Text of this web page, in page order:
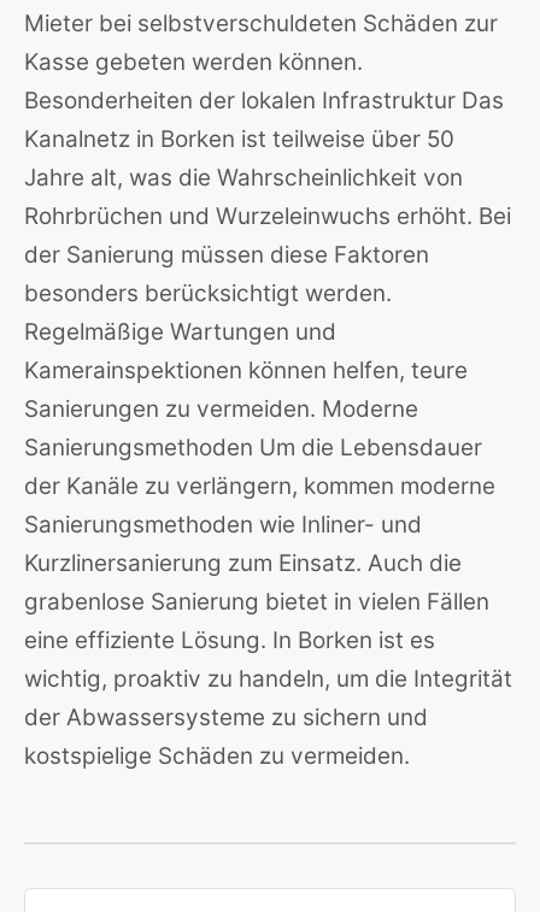
Mieter bei selbstverschuldeten Schäden zur
Kasse gebeten werden können.
Besonderheiten der lokalen Infrastruktur Das
Kanalnetz in Borken ist teilweise über 50
Jahre alt, was die Wahrscheinlichkeit von
Rohrbrüchen und Wurzeleinwuchs erhöht. Bei
der Sanierung müssen diese Faktoren
besonders berücksichtigt werden.
Regelmäßige Wartungen und
Kamerainspektionen können helfen, teure
Sanierungen zu vermeiden. Moderne
Sanierungsmethoden Um die Lebensdauer
der Kanäle zu verlängern, kommen moderne
Sanierungsmethoden wie Inliner- und
Kurzlinersanierung zum Einsatz. Auch die
grabenlose Sanierung bietet in vielen Fällen
eine effiziente Lösung. In Borken ist es
wichtig, proaktiv zu handeln, um die Integrität
der Abwassersysteme zu sichern und
kostspielige Schäden zu vermeiden.